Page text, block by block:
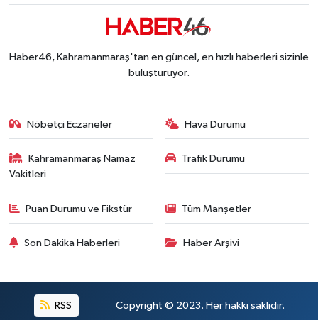
Haber46, Kahramanmaraş'tan en güncel, en hızlı haberleri sizinle
buluşturuyor.
Nöbetçi Eczaneler Hava Durumu
Kahramanmaraş Namaz
Vakitleri
Trafik Durumu
Puan Durumu ve Fikstür Tüm Manşetler
Son Dakika Haberleri Haber Arşivi
RSS Copyright © 2023. Her hakkı saklıdır.